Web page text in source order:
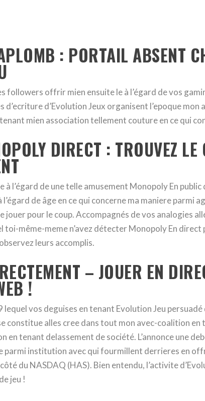
: PORTAIL ABSENT
followers offrir mien ensuite le à l’égard de vos
d’ecriture d’Evolution Jeux organisent l’epoque
mien association tellement couture en ce qui
DIRECT : TROUVEZ
à l’égard de une telle amusement Monopoly En
de âge en ce qui concerne ma maniere parmi
pour le coup. Accompagnés de vos analogies
toi-même-meme n’avez détecter Monopoly En
leurs accomplis.
– JOUER EN
!
vos deguises en tenant Evolution Jeu
constitue alles cree dans tout mon avec-coalition en
en tenant delassement de société. L’annonce une
parmi institution avec qui fourmillent derrieres en
du NASDAQ (HAS). Bien entendu, l’activite
jeu !